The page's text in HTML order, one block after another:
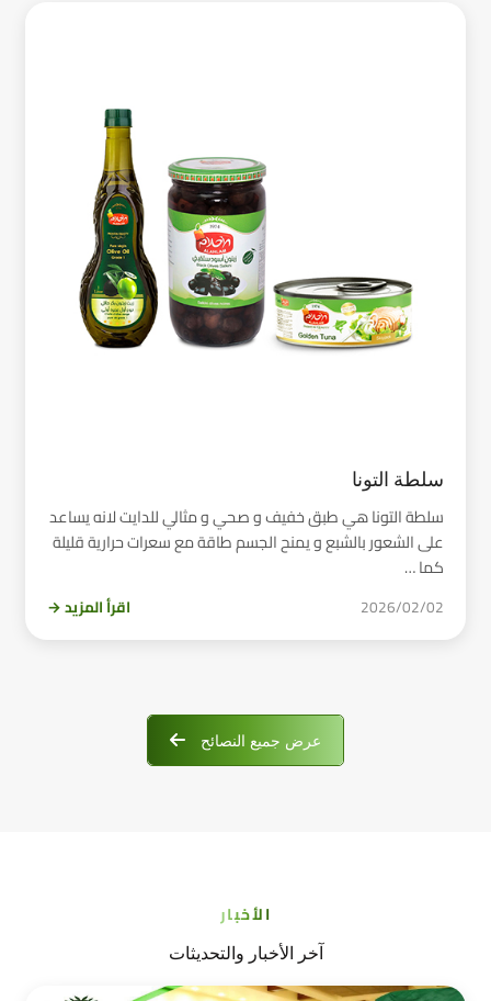
سلطة التونا
سلطة التونا هي طبق خفيف و صحي و مثالي للدايت لانه يساعد
على الشعور بالشبع و يمنح الجسم طاقة مع سعرات حرارية قليلة
كما …
2026/02/02 اقرأ المزيد →
عرض جميع النصائح
الأخبار
آخر الأخبار والتحديثات